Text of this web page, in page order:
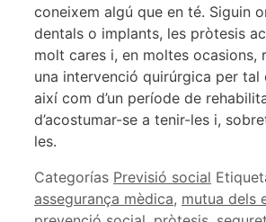
coneixem algú que en té. Siguin
dentals o implants, les pròtesis
molt cares i, en moltes ocasions,
una intervenció quirúrgica per tal
així com d’un període de
d’acostumar-se a tenir-les i,
les.
Categorías Previsió social
assegurança mèdica, mutua dels